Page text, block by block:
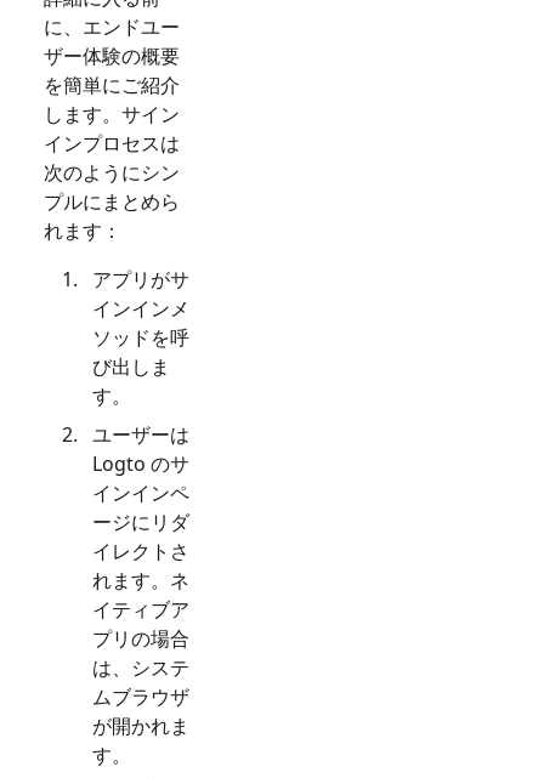
に、エンドユー
ザー体験の概要
を簡単にご紹介
します。サイン
インプロセスは
次のようにシン
プルにまとめら
れます：
アプリがサ
インインメ
ソッドを呼
び出しま
す。
ユーザーは
Logto のサ
インインペ
ージにリダ
イレクトさ
れます。ネ
イティブア
プリの場合
は、システ
ムブラウザ
が開かれま
す。